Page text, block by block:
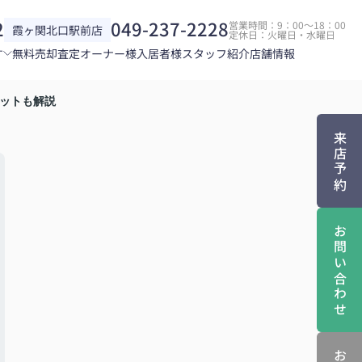
霞ヶ関北口駅前店 049-237-2228営業時間：9：00～18：00
定休日：火曜日・水曜日
無料売却査定オーナー様入居者様スタッフ紹介店舗情報
来店予約
お問い合わせ
トも解説